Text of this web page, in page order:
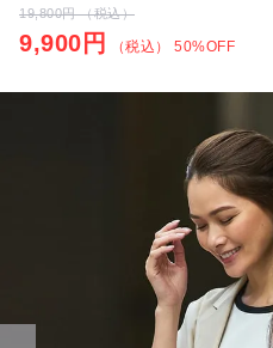
19,800円 （税込）
9,900円 （税込） 50%OFF